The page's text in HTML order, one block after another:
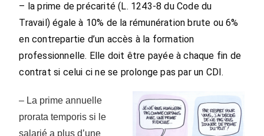
– la prime de précarité (L. 1243-8 du Code du
Travail) égale à 10% de la rémunération brute ou 6%
en contrepartie d’un accès à la formation
professionnelle. Elle doit être payée à chaque fin de
contrat si celui ci ne se prolonge pas par un CDI.
– La prime annuelle
prorata temporis si le
salarié a plus d’une